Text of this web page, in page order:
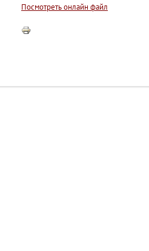
Посмотреть онлайн файл